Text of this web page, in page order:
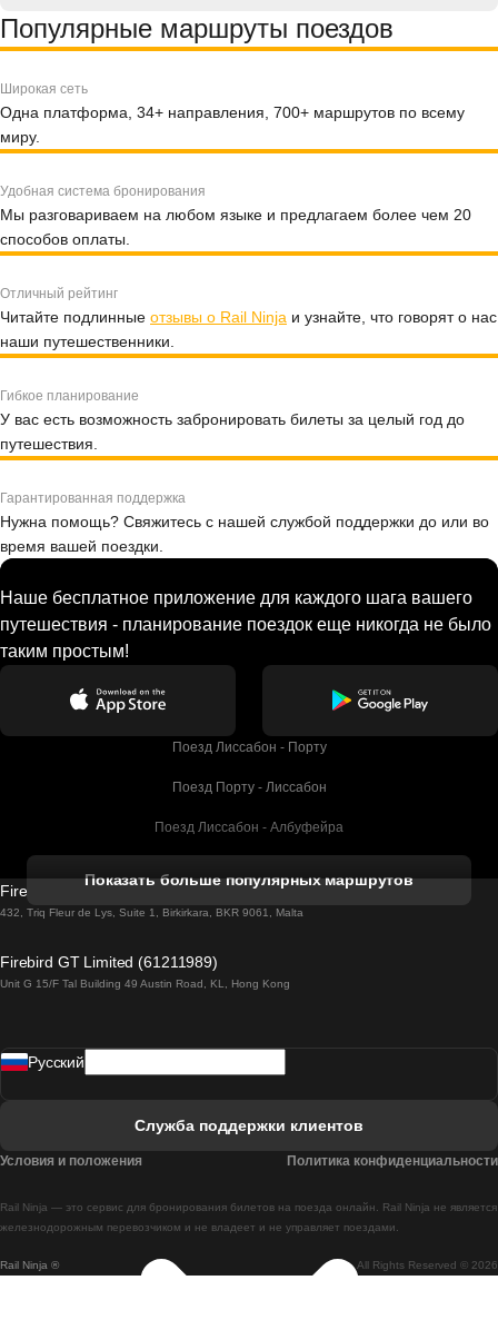
Популярные маршруты поездов
Широкая сеть
Одна платформа, 34+ направления, 700+ маршрутов по всему
миру.
Удобная система бронирования
Мы разговариваем на любом языке и предлагаем более чем 20
способов оплаты.
Отличный рейтинг
Читайте подлинные отзывы о Rail Ninja и узнайте, что говорят о нас
наши путешественники.
Гибкое планирование
У вас есть возможность забронировать билеты за целый год до
путешествия.
Гарантированная поддержка
Нужна помощь? Свяжитесь с нашей службой поддержки до или во
время вашей поездки.
Наше бесплатное приложение для каждого шага вашего
путешествия - планирование поездок еще никогда не было
таким простым!
Поезд Лиссабон - Порту
Поезд Порту - Лиссабон
Поезд Лиссабон - Албуфейра
Поезд Лиссабон - Лагос
Поезд Лиссабон - Мадрид
Поезд Лиссабон - Брага
Поезд Брага - Лиссабон
Показать больше популярных маршрутов
Firebird GT Limited (OC 1451)
432, Triq Fleur de Lys, Suite 1, Birkirkara, BKR 9061, Malta
Firebird GT Limited (61211989)
Unit G 15/F Tal Building 49 Austin Road, KL, Hong Kong
Rail Ninja ® All Rights Reserved © 2026
Rail Ninja — это сервис для бронирования билетов на поезда онлайн. Rail Ninja не является
железнодорожным перевозчиком и не владеет и не управляет поездами.
Pусский
Служба поддержки клиентов
Условия и положения Политика конфиденциальности